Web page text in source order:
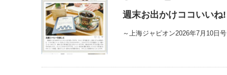
週末お出かけココいい
～上海ジャピオン2026年7月10日